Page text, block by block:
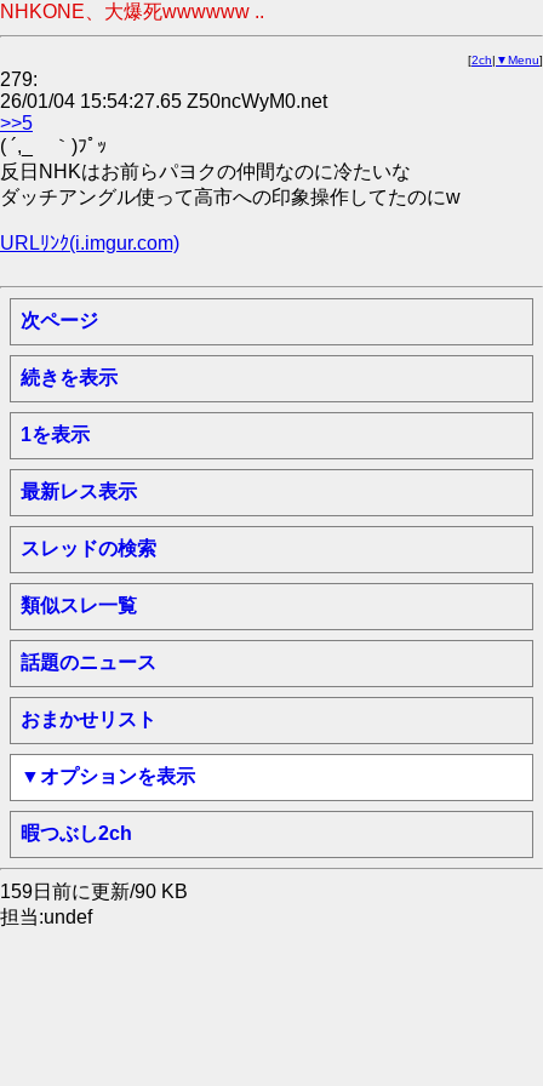
NHKONE、大爆死wwwwww ..
[2ch| ▼Menu]
279:
26/01/04 15:54:27.65 Z50ncWyM0.net
>>5
( ´,_ゝ｀)ﾌﾟｯ
反日NHKはお前らパヨクの仲間なのに冷たいな
ダッチアングル使って高市への印象操作してたのにw
URLﾘﾝｸ(i.imgur.com)
次ページ
続きを表示
1を表示
最新レス表示
スレッドの検索
類似スレ一覧
話題のニュース
おまかせリスト
▼オプションを表示
暇つぶし2ch
159日前に更新/90 KB
担当:undef